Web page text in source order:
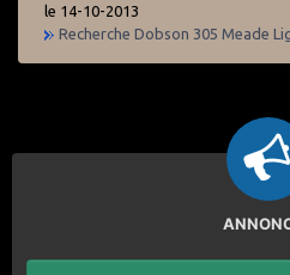
le 14-10-2013
Recherche Dobson 305 Meade